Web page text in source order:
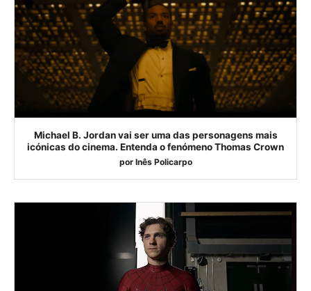
Michael B. Jordan vai ser uma das personagens mais
icónicas do cinema. Entenda o fenómeno Thomas Crown
por Inês Policarpo